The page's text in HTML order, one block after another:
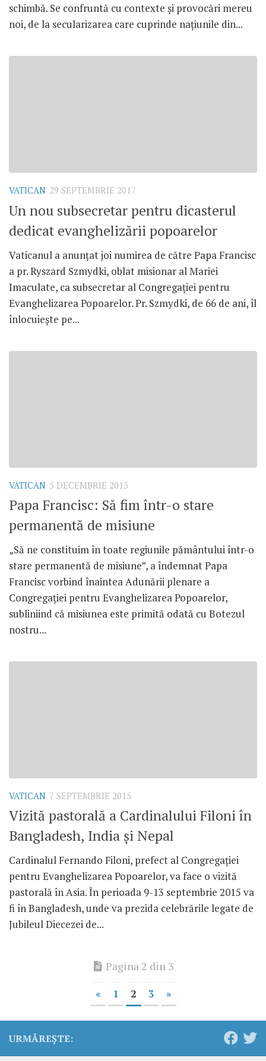
schimbă. Se confruntă cu contexte și provocări mereu
noi, de la secularizarea care cuprinde națiunile din...
VATICAN 29 SEPTEMBRIE 2017
Un nou subsecretar pentru dicasterul
dedicat evanghelizării popoarelor
Vaticanul a anunțat joi numirea de către Papa Francisc
a pr. Ryszard Szmydki, oblat misionar al Mariei
Imaculate, ca subsecretar al Congregației pentru
Evanghelizarea Popoarelor. Pr. Szmydki, de 66 de ani, îl
înlocuiește pe...
VATICAN 5 DECEMBRIE 2015
Papa Francisc: Să fim într-o stare
permanentă de misiune
„Să ne constituim în toate regiunile pământului într-o
stare permanentă de misiune”, a îndemnat Papa
Francisc vorbind înaintea Adunării plenare a
Congregației pentru Evanghelizarea Popoarelor,
subliniind că misiunea este primită odată cu Botezul
nostru...
VATICAN 7 SEPTEMBRIE 2015
Vizită pastorală a Cardinalului Filoni în
Bangladesh, India și Nepal
Cardinalul Fernando Filoni, prefect al Congregației
pentru Evanghelizarea Popoarelor, va face o vizită
pastorală în Asia. În perioada 9-13 septembrie 2015 va
fi în Bangladesh, unde va prezida celebrările legate de
Jubileul Diecezei de...
Pagina 2 din 3
« 1 2 3 »
URMĂREȘTE: